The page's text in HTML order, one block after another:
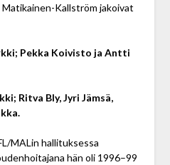
Kallström jakoivat
Pekka Koivisto ja Antti
Ritva Bly, Jyri Jämsä,
MALin hallituksessa
hän oli 1996–99